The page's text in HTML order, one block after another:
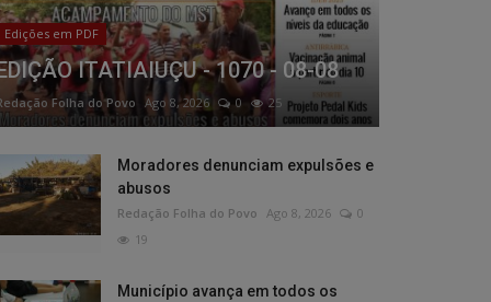
Edições em PDF
ITATIAIUÇU - 1070 - 08-08
Folha do Povo Ago 8, 2026 0 25
Moradores denunciam expulsões e
abusos
Redação Folha do Povo Ago 8, 2026
0
19
Município avança em todos os